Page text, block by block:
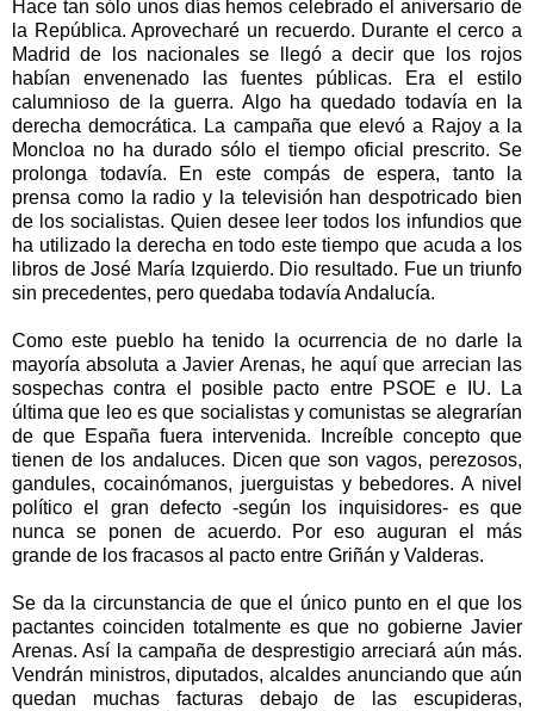
Hace tan sólo unos días hemos celebrado el aniversario de
la República. Aprovecharé un recuerdo. Durante el cerco a
Madrid de los nacionales se llegó a decir que los rojos
habían envenenado las fuentes públicas. Era el estilo
calumnioso de la guerra. Algo ha quedado todavía en la
derecha democrática. La campaña que elevó a Rajoy a la
Moncloa no ha durado sólo el tiempo oficial prescrito. Se
prolonga todavía. En este compás de espera, tanto la
prensa como la radio y la televisión han despotricado bien
de los socialistas. Quien desee leer todos los infundios que
ha utilizado la derecha en todo este tiempo que acuda a los
libros de José María Izquierdo. Dio resultado. Fue un triunfo
sin precedentes, pero quedaba todavía Andalucía.
Como este pueblo ha tenido la ocurrencia de no darle la
mayoría absoluta a Javier Arenas, he aquí que arrecian las
sospechas contra el posible pacto entre PSOE e IU. La
última que leo es que socialistas y comunistas se alegrarían
de que España fuera intervenida. Increíble concepto que
tienen de los andaluces. Dicen que son vagos, perezosos,
gandules, cocainómanos, juerguistas y bebedores. A nivel
político el gran defecto -según los inquisidores- es que
nunca se ponen de acuerdo. Por eso auguran el más
grande de los fracasos al pacto entre Griñán y Valderas.
Se da la circunstancia de que el único punto en el que los
pactantes coinciden totalmente es que no gobierne Javier
Arenas. Así la campaña de desprestigio arreciará aún más.
Vendrán ministros, diputados, alcaldes anunciando que aún
quedan muchas facturas debajo de las escupideras,